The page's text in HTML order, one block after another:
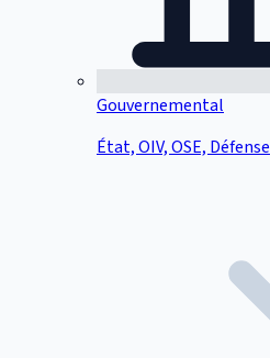
Gouvernemental
État, OIV, OSE, Défense